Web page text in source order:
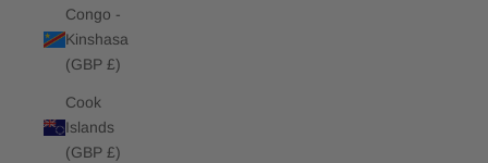
Congo -
Kinshasa
(GBP £)
Cook
Islands
(GBP £)